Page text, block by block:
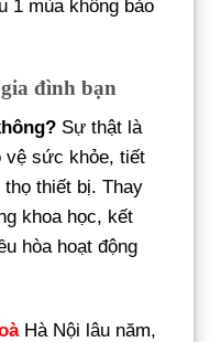
1 mùa không bảo
đình bạn
Sự thật là
vệ sức khỏe, tiết
thiết bị. Thay
khoa học, kết
hòa hoạt động
Hà Nội lâu năm,